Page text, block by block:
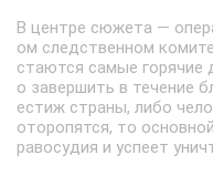
В центре сюжета —
ом следственном
стаются самые горячие
о завершить в течение
естиж страны, либо
оторопятся, то
равосудия и успеет